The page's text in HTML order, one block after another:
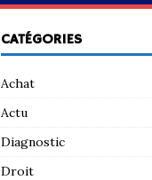
CATÉGORIES
Achat
Actu
Diagnostic
Droit